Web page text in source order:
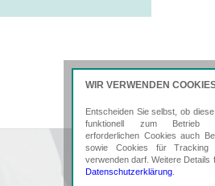
WIR VERWENDEN
Entscheiden Sie selbst, ob
funktionell zum Betrieb
erforderlichen Cookies auch
sowie Cookies für Tracking
verwenden darf. Weitere Details
Datenschutzerklärung